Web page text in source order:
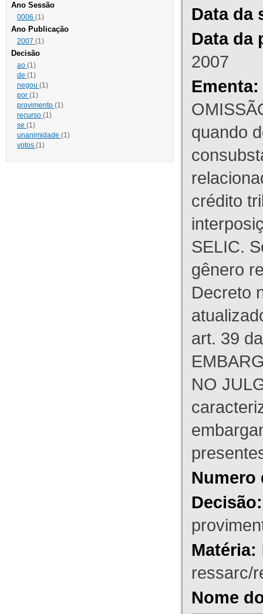
Ano Sessão
0006 (1)
Ano Publicação
2007 (1)
Decisão
ao (1)
de (1)
negou (1)
por (1)
provimento (1)
recurso (1)
se (1)
unanimidade (1)
votos (1)
Data da
Data da
2007
Ementa:
quando
crédito
SELIC.
gênero
Decreto
art. 39
NO
Numero
Decisão:
Matéria:
ressarc/
Nome